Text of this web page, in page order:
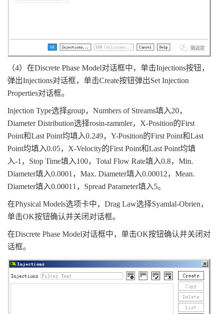
（4）在Discrete Phase Model对话框中，单击Injections按钮，
弹出Injections对话框，单击Create按钮弹出Set Injection
Properties对话框。
Injection Type选择group，Numbers of Streams填入20，
Diameter Distribution选择rosin-rammler，X-Position的First
Point和Last Point均填入0.249，Y-Position的First Point和Last
Point均填入0.05，X-Velocity的First Point和Last Point均填
入-1，Stop Time填入100，Total Flow Rate填入0.8，Min.
Diameter填入0.0001，Max. Diameter填入0.00012，Mean.
Diameter填入0.00011，Spread Parameter填入5。
在Physical Models选项卡中，Drag Law选择Syamlal-Obrien，
单击OK按钮确认并关闭对话框。
在Discrete Phase Model对话框中，单击OK按钮确认并关闭对
话框。